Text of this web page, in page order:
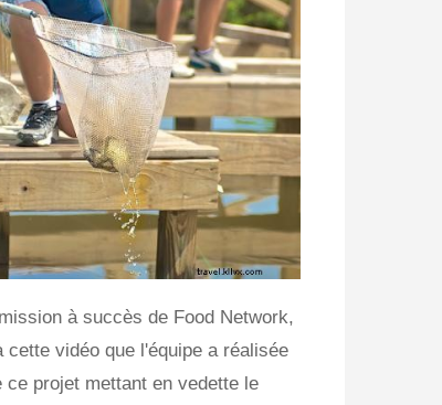
à succès de Food Network,
vidéo que l'équipe a réalisée
projet mettant en vedette le